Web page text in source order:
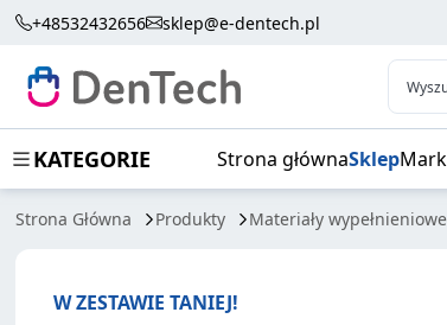
+48532432656 sklep@e-dentech.pl
KATEGORIE Strona głównaSklep
Strona Główna Produkty Materiały wypełnieniowe
EQUIA FORTE HT KAPS.
W ZESTAWIE TANIEJ!